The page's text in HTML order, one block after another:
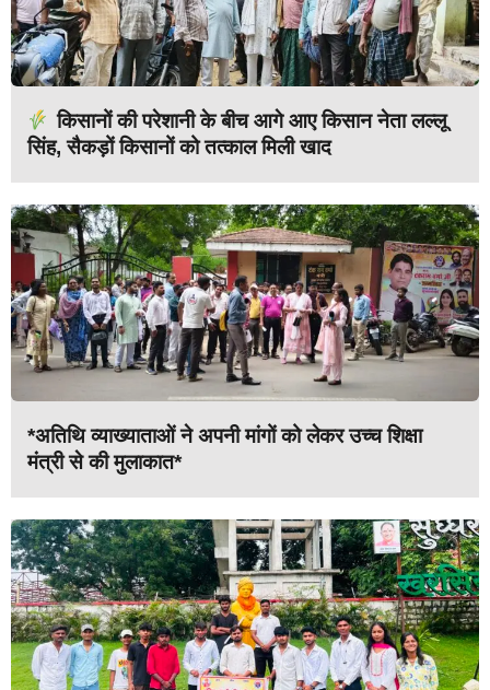
किसानों की परेशानी के बीच आगे आए किसान नेता लल्लू
सिंह, सैकड़ों किसानों को तत्काल मिली खाद
*अतिथि व्याख्याताओं ने अपनी मांगों को लेकर उच्च शिक्षा
मंत्री से की मुलाकात*